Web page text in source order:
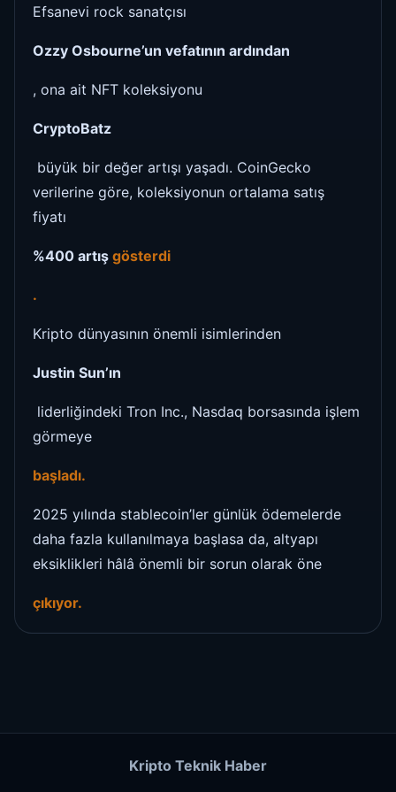
Efsanevi rock sanatçısı
Ozzy Osbourne’un vefatının ardından
, ona ait NFT koleksiyonu
CryptoBatz
büyük bir değer artışı yaşadı. CoinGecko
verilerine göre, koleksiyonun ortalama satış
fiyatı
%400 artış gösterdi
.
Kripto dünyasının önemli isimlerinden
Justin Sun’ın
liderliğindeki Tron Inc., Nasdaq borsasında işlem
görmeye
başladı.
2025 yılında stablecoin’ler günlük ödemelerde
daha fazla kullanılmaya başlasa da, altyapı
eksiklikleri hâlâ önemli bir sorun olarak öne
çıkıyor.
Kripto Teknik Haber